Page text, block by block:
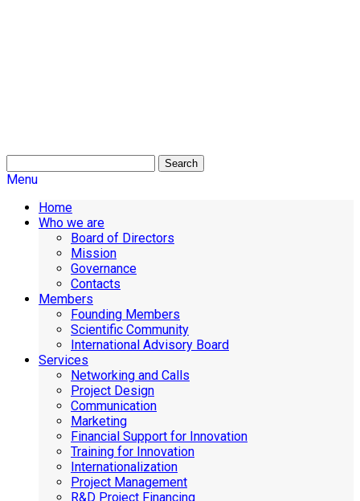
Search
Menu
Home
Who we are
Board of Directors
Mission
Governance
Contacts
Members
Founding Members
Scientific Community
International Advisory Board
Services
Networking and Calls
Project Design
Communication
Marketing
Financial Support for Innovation
Training for Innovation
Internationalization
Project Management
R&D Project Financing